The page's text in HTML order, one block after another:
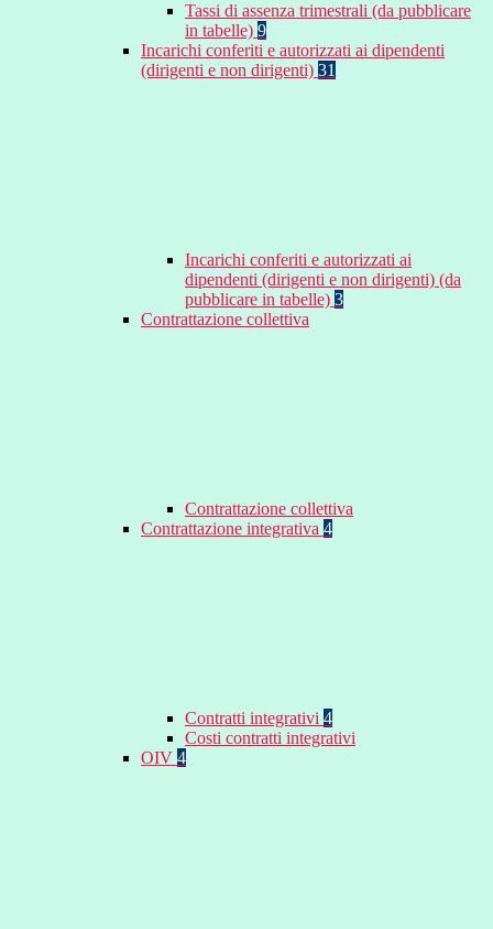
Tassi di assenza trimestrali (da pubblicare
in tabelle) 9
Incarichi conferiti e autorizzati ai dipendenti
(dirigenti e non dirigenti) 31
Incarichi conferiti e autorizzati ai
dipendenti (dirigenti e non dirigenti) (da
pubblicare in tabelle) 3
Contrattazione collettiva
Contrattazione collettiva
Contrattazione integrativa 4
Contratti integrativi 4
Costi contratti integrativi
OIV 4